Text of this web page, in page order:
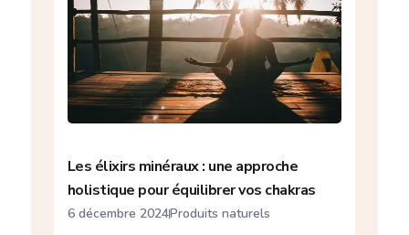
Les élixirs minéraux : une approche
holistique pour équilibrer vos chakras
6 décembre 2024Produits naturels